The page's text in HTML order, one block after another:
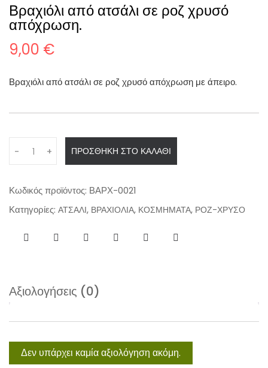
Βραχιόλι από ατσάλι σε ροζ χρυσό
απόχρωση.
9,00 €
Βραχιόλι από ατσάλι σε ροζ χρυσό απόχρωση με άπειρο.
n
i
- + ΠΡΟΣΘΉΚΗ ΣΤΟ ΚΑΛΆΘΙ
Κωδικός προϊόντος: ΒΑΡΧ-0021
Κατηγορίες: ΑΤΣΑΛΙ, ΒΡΑΧΙΟΛΙΑ, ΚΟΣΜΗΜΑΤΑ, ΡΟΖ-ΧΡΥΣΟ
Αξιολογήσεις (0)
Δεν υπάρχει καμία αξιολόγηση ακόμη.